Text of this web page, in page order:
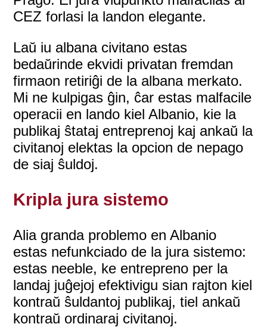
CEZ forlasi la landon elegante.
Laŭ iu albana civitano estas
bedaŭrinde ekvidi privatan fremdan
firmaon retiriĝi de la albana merkato.
Mi ne kulpigas ĝin, ĉar estas malfacile
operacii en lando kiel Albanio, kie la
publikaj ŝtataj entreprenoj kaj ankaŭ la
civitanoj elektas la opcion de nepago
de siaj ŝuldoj.
Kripla jura sistemo
Alia granda problemo en Albanio
estas nefunkciado de la jura sistemo:
estas neeble, ke entrepreno per la
landaj juĝejoj efektivigu sian rajton kiel
kontraŭ ŝuldantoj publikaj, tiel ankaŭ
kontraŭ ordinaraj civitanoj.